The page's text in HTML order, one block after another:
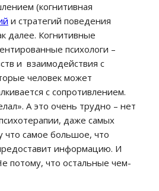
(когнитивная
и стратегий поведения
далее. Когнитивные
психологи –
и взаимодействия с
человек может
с сопротивлением.
А это очень трудно – нет
даже самых
что самое большое, что
информацию. И
потому, что остальные чем-